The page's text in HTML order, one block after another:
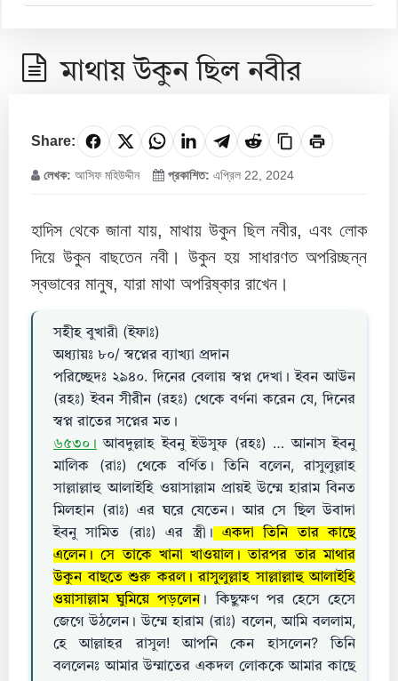
মাথায় উকুন ছিল নবীর
Share:
লেখক: আসিফ মহিউদ্দীন প্রকাশিত: এপ্রিল 22, 2024
হাদিস থেকে জানা যায়, মাথায় উকুন ছিল নবীর, এবং লোক
দিয়ে উকুন বাছতেন নবী। উকুন হয় সাধারণত অপরিচ্ছন্ন
স্বভাবের মানুষ, যারা মাথা অপরিষ্কার রাখেন।
সহীহ বুখারী (ইফাঃ)
অধ্যায়ঃ ৮০/ স্বপ্নের ব্যাখ্যা প্রদান
পরিচ্ছেদঃ ২৯৪০. দিনের বেলায় স্বপ্ন দেখা। ইবন আউন
(রহঃ) ইবন সীরীন (রহঃ) থেকে বর্ণনা করেন যে, দিনের
স্বপ্ন রাতের সপ্নের মত।
৬৫৩০। আবদুল্লাহ ইবনু ইউসুফ (রহঃ) … আনাস ইবনু
মালিক (রাঃ) থেকে বর্ণিত। তিনি বলেন, রাসুলুল্লাহ
সাল্লাল্লাহু আলাইহি ওয়াসাল্লাম প্রায়ই উম্মে হারাম বিনত
মিলহান (রাঃ) এর ঘরে যেতেন। আর সে ছিল উবাদা
ইবনু সামিত (রাঃ) এর স্ত্রী। একদা তিনি তার কাছে
এলেন। সে তাকে খানা খাওয়াল। তারপর তার মাথার
উকুন বাছতে শুরু করল। রাসুলুল্লাহ সাল্লাল্লাহু আলাইহি
ওয়াসাল্লাম ঘুমিয়ে পড়লেন । কিছুক্ষণ পর হেসে হেসে
জেগে উঠলেন। উম্মে হারাম (রাঃ) বলেন, আমি বললাম,
হে আল্লাহর রাসুল! আপনি কেন হাসলেন? তিনি
বললেনঃ আমার উম্মাতের একদল লোককে আমার কাছে